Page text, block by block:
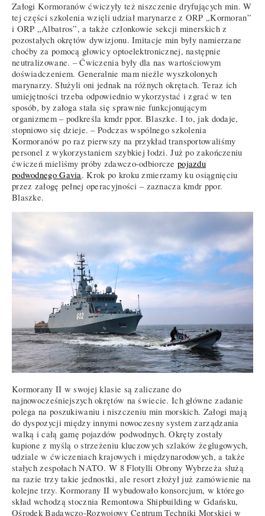
Załogi Kormoranów ćwiczyły też niszczenie dryfujących min. W
tej części szkolenia wzięli udział marynarze z ORP „Kormoran”
i ORP „Albatros”, a także członkowie sekcji minerskich z
pozostałych okrętów dywizjonu. Imitacje min były namierzane
choćby za pomocą głowicy optoelektronicznej, następnie
neutralizowane. – Ćwiczenia były dla nas wartościowym
doświadczeniem. Generalnie mam nieźle wyszkolonych
marynarzy. Służyli oni jednak na różnych okrętach. Teraz ich
umiejętności trzeba odpowiednio wykorzystać i zgrać w ten
sposób, by załoga stała się sprawnie funkcjonującym
organizmem – podkreśla kmdr ppor. Blaszke. I to, jak dodaje,
stopniowo się dzieje. – Podczas wspólnego szkolenia
Kormoranów po raz pierwszy na przykład transportowaliśmy
personel z wykorzystaniem szybkiej łodzi. Już po zakończeniu
ćwiczeń mieliśmy próby zdawczo-odbiorczepojazdu
podwodnego Gavia. Krok po kroku zmierzamy ku osiągnięciu
przez załogę pełnej operacyjności – zaznacza kmdr ppor.
Blaszke.
Kormorany II w swojej klasie są zaliczane do
najnowocześniejszych okrętów na świecie. Ich główne zadanie
polega na poszukiwaniu i niszczeniu min morskich. Załogi mają
do dyspozycji między innymi nowoczesny system zarządzania
walką i całą gamę pojazdów podwodnych. Okręty zostały
kupione z myślą o strzeżeniu kluczowych szlaków żeglugowych,
udziale w ćwiczeniach krajowych i międzynarodowych, a także
stałych zespołach NATO. W 8 Flotylli Obrony Wybrzeża służą
na razie trzy takie jednostki, ale resort złożył już zamówienie na
kolejne trzy. Kormorany II wybudowało konsorcjum, w którego
skład wchodzą stocznia Remontowa Shipbuilding w Gdańsku,
Ośrodek Badawczo-Rozwojowy Centrum Techniki Morskiej w